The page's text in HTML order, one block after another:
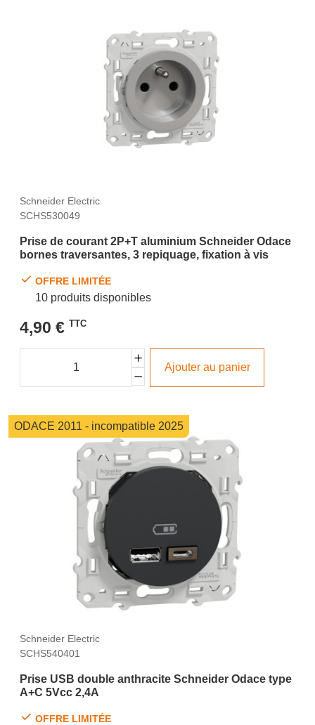
Schneider Electric
SCHS530049
Prise de courant 2P+T aluminium Schneider Odace
bornes traversantes, 3 repiquage, fixation à vis
OFFRE LIMITÉE
10 produits disponibles
4,90 € TTC
Ajouter au panier
ODACE 2011 - incompatible 2025
Schneider Electric
SCHS540401
Prise USB double anthracite Schneider Odace type
A+C 5Vcc 2,4A
OFFRE LIMITÉE